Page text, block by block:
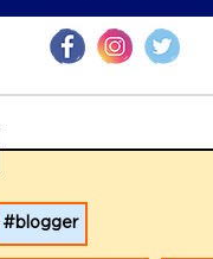
blogger